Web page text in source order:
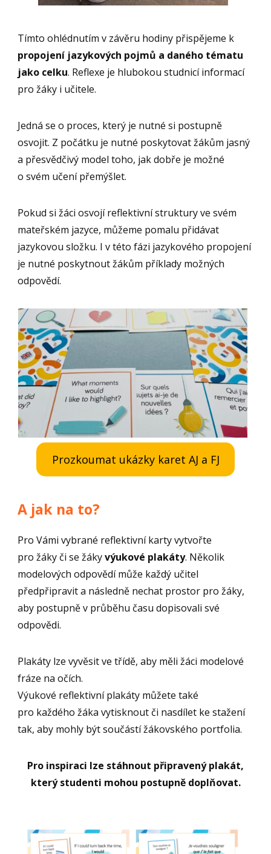
Tímto ohlédnutím v závěru hodiny přispějeme k
propojení jazykových pojmů a daného tématu
jako celku. Reflexe je hlubokou studnicí informací
pro žáky i učitele.
Jedná se o proces, který je nutné si postupně
osvojit. Z počátku je nutné poskytovat žákům jasný
a přesvědčivý model toho, jak dobře je možné
o svém učení přemýšlet.
Pokud si žáci osvojí reflektivní struktury ve svém
mateřském jazyce, můžeme pomalu přidávat
jazykovou složku. I v této fázi jazykového propojení
je nutné poskytnout žákům příklady možných
odpovědí.
Prozkoumat ukázky karet AJ a FJ
A jak na to?
Pro Vámi vybrané reflektivní karty vytvořte
pro žáky či se žákyvýukové plakáty. Několik
modelových odpovědí může každý učitel
předpřipravit a následně nechat prostor pro žáky,
aby postupně v průběhu času dopisovali své
odpovědi.
Plakáty lze vyvěsit ve třídě, aby měli žáci modelové
fráze na očích.
Výukové reflektivní plakáty můžete také
pro každého žáka vytisknout či nasdílet ke stažení
tak, aby mohly být součástí žákovského portfolia.
Pro inspiraci lze stáhnout připravený plakát,
který studenti mohou postupně doplňovat.